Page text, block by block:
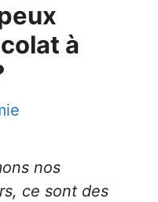
à
nos
ce sont des